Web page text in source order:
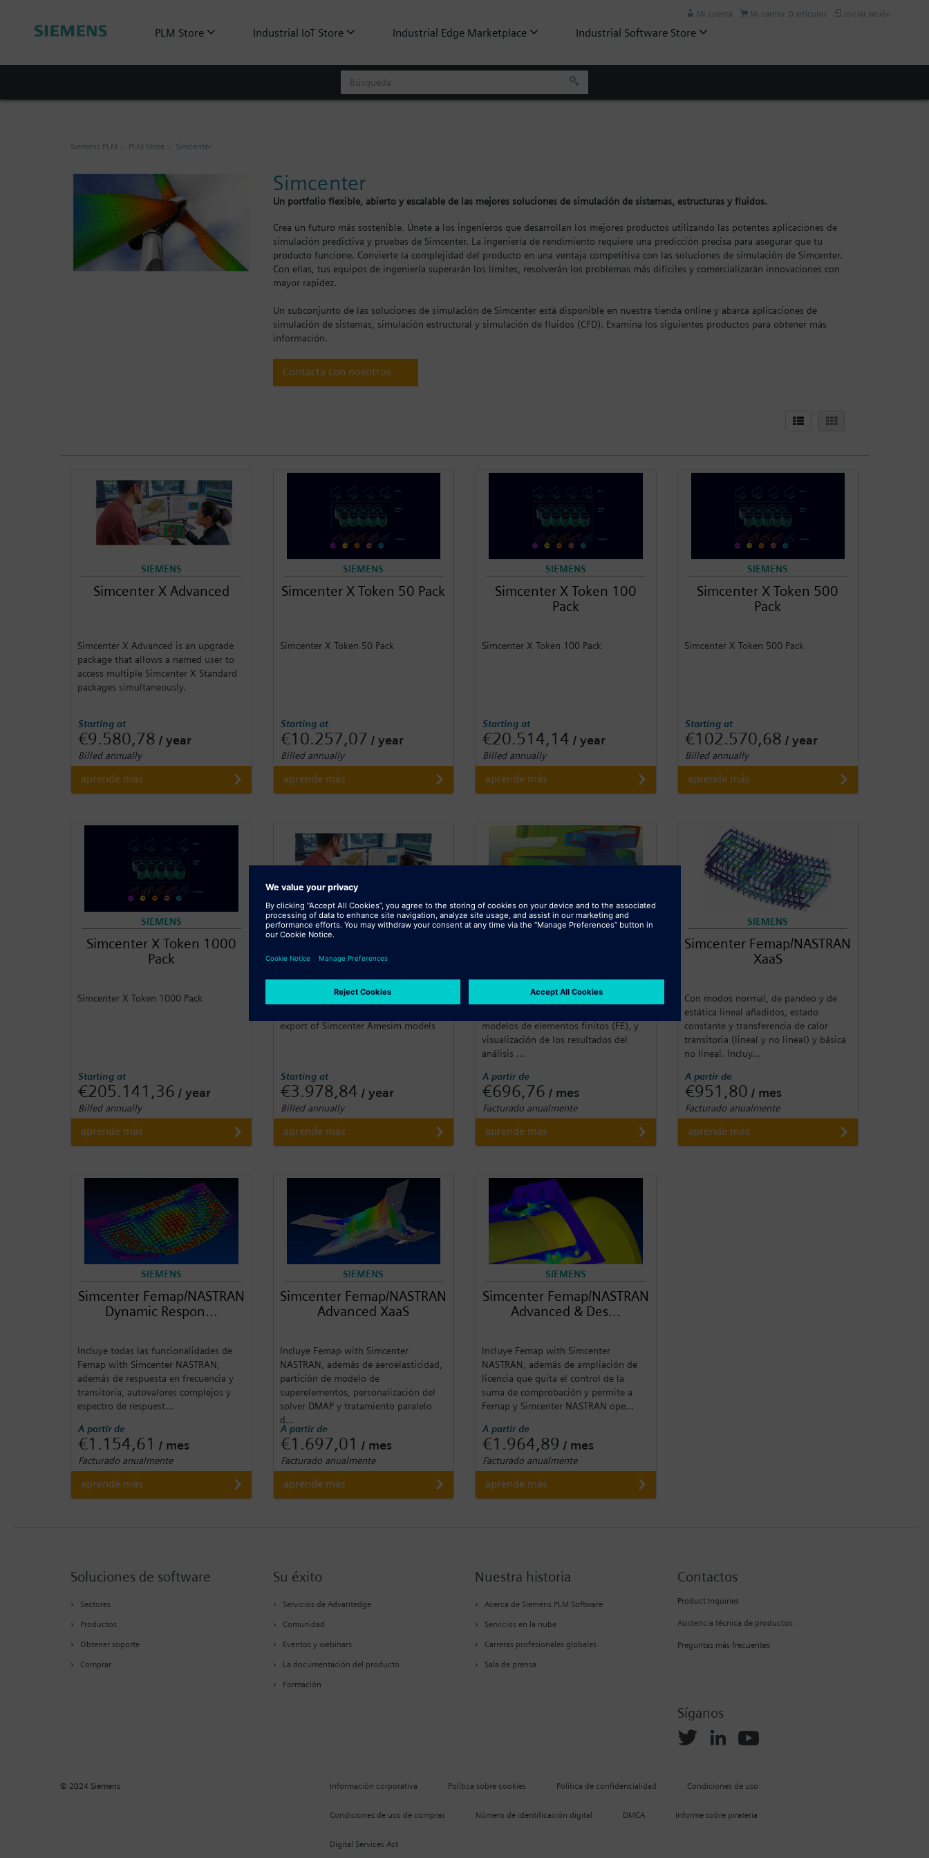
Mi cuenta Mi carrito: 0 artículos Iniciar sesión
PLM Store Industrial IoT Store Industrial Edge Marketplace Industrial Software Store
Siemens PLM PLM Store Simcenter
Simcenter
Un portfolio flexible, abierto y escalable de las mejores soluciones de simulación de sistemas, estructuras y fluidos.
Crea un futuro más sostenible. Únete a los ingenieros que desarrollan los mejores productos utilizando las potentes aplicaciones de
simulación predictiva y pruebas de Simcenter. La ingeniería de rendimiento requiere una predicción precisa para asegurar que tu
producto funcione. Convierte la complejidad del producto en una ventaja competitiva con las soluciones de simulación de Simcenter.
Con ellas, tus equipos de ingeniería superarán los límites, resolverán los problemas más difíciles y comercializarán innovaciones con
mayor rapidez.
Un subconjunto de las soluciones de simulación de Simcenter está disponible en nuestra tienda online y abarca aplicaciones de
simulación de sistemas, simulación estructural y simulación de fluidos (CFD). Examina los siguientes productos para obtener más
información.
Contacta con nosotros
SIEMENS
Simcenter X Advanced
Simcenter X Advanced is an upgrade
package that allows a named user to
access multiple Simcenter X Standard
packages simultaneously.
Starting at
€9.580,78 / year
Billed annually
aprende más
SIEMENS
Simcenter X Token 50 Pack
Simcenter X Token 50 Pack
Starting at
€10.257,07 / year
Billed annually
aprende más
SIEMENS
Simcenter X Token 100
Pack
Simcenter X Token 100 Pack
Starting at
€20.514,14 / year
Billed annually
aprende más
SIEMENS
Simcenter X Token 500
Pack
Simcenter X Token 500 Pack
Starting at
€102.570,68 / year
Billed annually
aprende más
SIEMENS
Simcenter X Token 1000
Pack
Simcenter X Token 1000 Pack
Starting at
€205.141,36 / year
Billed annually
aprende más
SIEMENS
Simcenter X Systems Addon FMI
export of Simcenter Amesim models
Starting at
€3.978,84 / year
Billed annually
aprende más
SIEMENS
Importación, creación e idealización de
modelos de elementos finitos (FE), y
visualización de los resultados del
análisis ...
A partir de
€696,76 / mes
Facturado anualmente
aprende más
SIEMENS
Simcenter Femap/NASTRAN
XaaS
Con modos normal, de pandeo y de
estática lineal añadidos, estado
constante y transferencia de calor
transitoria (lineal y no lineal) y básica
no lineal. Incluy...
A partir de
€951,80 / mes
Facturado anualmente
aprende más
SIEMENS
Simcenter Femap/NASTRAN
Dynamic Respon...
Incluye todas las funcionalidades de
Femap with Simcenter NASTRAN,
además de respuesta en frecuencia y
transitoria, autovalores complejos y
espectro de respuest...
A partir de
€1.154,61 / mes
Facturado anualmente
aprende más
SIEMENS
Simcenter Femap/NASTRAN
Advanced XaaS
Incluye Femap with Simcenter
NASTRAN, además de aeroelasticidad,
partición de modelo de
superelementos, personalización del
solver DMAP y tratamiento paralelo
d...
A partir de
€1.697,01 / mes
Facturado anualmente
aprende más
SIEMENS
Simcenter Femap/NASTRAN
Advanced & Des...
Incluye Femap with Simcenter
NASTRAN, además de ampliación de
licencia que quita el control de la
suma de comprobación y permite a
Femap y Simcenter NASTRAN ope...
A partir de
€1.964,89 / mes
Facturado anualmente
aprende más
Soluciones de software
Sectores
Productos
Obtener soporte
Comprar
Su éxito
Servicios de Advantedge
Comunidad
Eventos y webinars
La documentación del producto
Formación
Nuestra historia
Acerca de Siemens PLM Software
Servicios en la nube
Carreras profesionales globales
Sala de prensa
Contactos
Product Inquiries
Asistencia técnica de productos:
Preguntas más frecuentes
Síganos
© 2024 Siemens Información corporativa Política sobre cookies Política de confidencialidad Condiciones de uso
Condiciones de uso de compras Número de identificación digital DMCA Informe sobre pirateria
Digital Services Act